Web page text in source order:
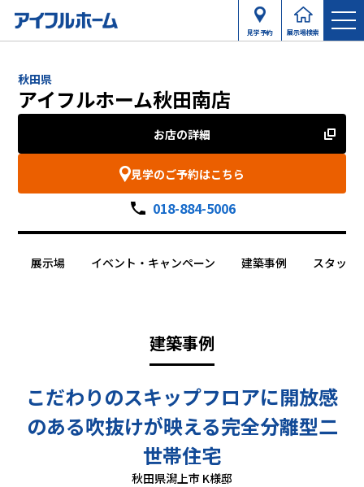
見学予約 展示場検索
秋田県
アイフルホーム秋田南店
お店の詳細
見学のご予約はこちら
018-884-5006
展示場 イベント・キャンペーン 建築事例 スタッフ
建築事例
こだわりのスキップフロアに開放感
のある吹抜けが映える完全分離型二
世帯住宅
秋田県潟上市 K様邸